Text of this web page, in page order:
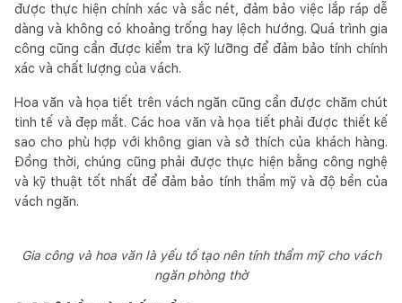
được thực hiện chính xác và sắc nét, đảm bảo việc lắp ráp dễ
dàng và không có khoảng trống hay lệch hướng. Quá trình gia
công cũng cần được kiểm tra kỹ lưỡng để đảm bảo tính chính
xác và chất lượng của vách.
Hoa văn và họa tiết trên vách ngăn cũng cần được chăm chút
tinh tế và đẹp mắt. Các hoa văn và họa tiết phải được thiết kế
sao cho phù hợp với không gian và sở thích của khách hàng.
Đồng thời, chúng cũng phải được thực hiện bằng công nghệ
và kỹ thuật tốt nhất để đảm bảo tính thẩm mỹ và độ bền của
vách ngăn.
Gia công và hoa văn là yếu tố tạo nên tính thẩm mỹ cho vách
ngăn phòng thờ